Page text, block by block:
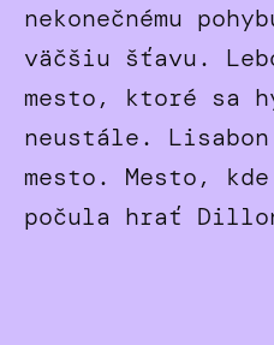
nekonečnému
väčšiu šťavu.
mesto, ktoré sa
neustále.
mesto. Mesto,
počula hrať